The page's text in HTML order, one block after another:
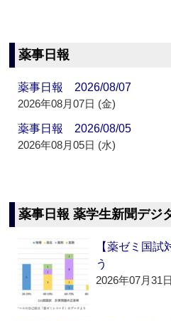
薬事日報
薬事日報 2026/08/07
2026年08月07日 (金)
薬事日報 2026/08/05
2026年08月05日 (水)
薬事日報 薬学生新聞デジ
【薬ゼミ国試
う
2026年07月31